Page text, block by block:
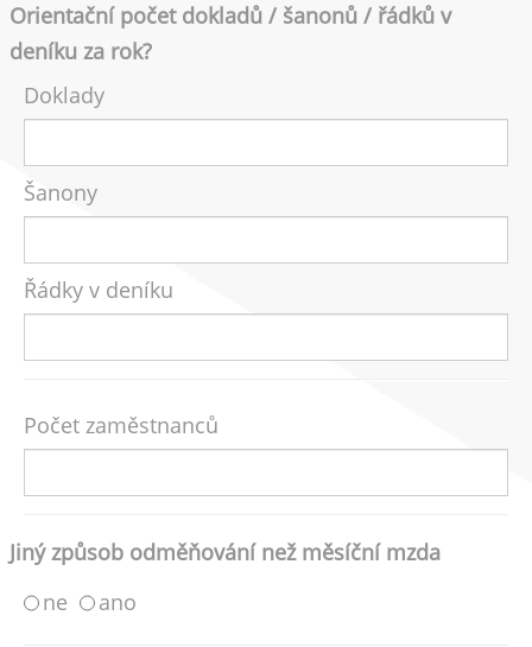
Orientační počet dokladů / šanonů / řádků v
deníku za rok?
Doklady
Šanony
Řádky v deníku
Počet zaměstnanců
Jiný způsob odměňování než měsíční mzda
ne
ano